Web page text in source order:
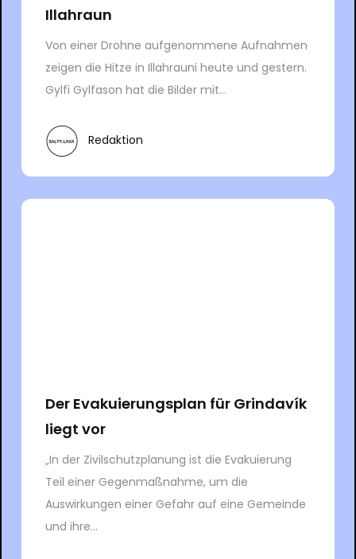
Illahraun
Von einer Drohne aufgenommene Aufnahmen
zeigen die Hitze in Illahrauni heute und gestern.
Gylfi Gylfason hat die Bilder mit...
Redaktion
Der Evakuierungsplan für Grindavík
liegt vor
„In der Zivilschutzplanung ist die Evakuierung
Teil einer Gegenmaßnahme, um die
Auswirkungen einer Gefahr auf eine Gemeinde
und ihre...